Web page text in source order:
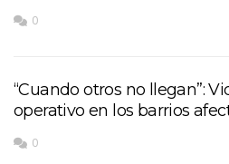
0
“Cuando otros no llegan”:
operativo en los barrios
0